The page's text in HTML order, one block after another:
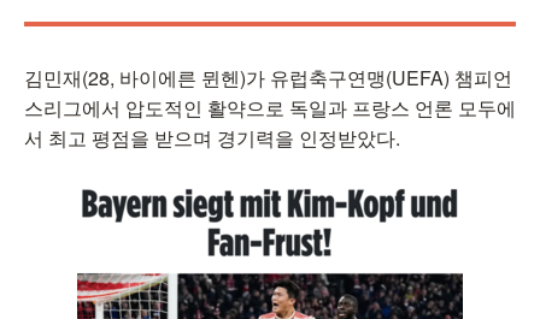
김민재(28, 바이에른 뮌헨)가 유럽축구연맹(UEFA) 챔피언
스리그에서 압도적인 활약으로 독일과 프랑스 언론 모두에
서 최고 평점을 받으며 경기력을 인정받았다.